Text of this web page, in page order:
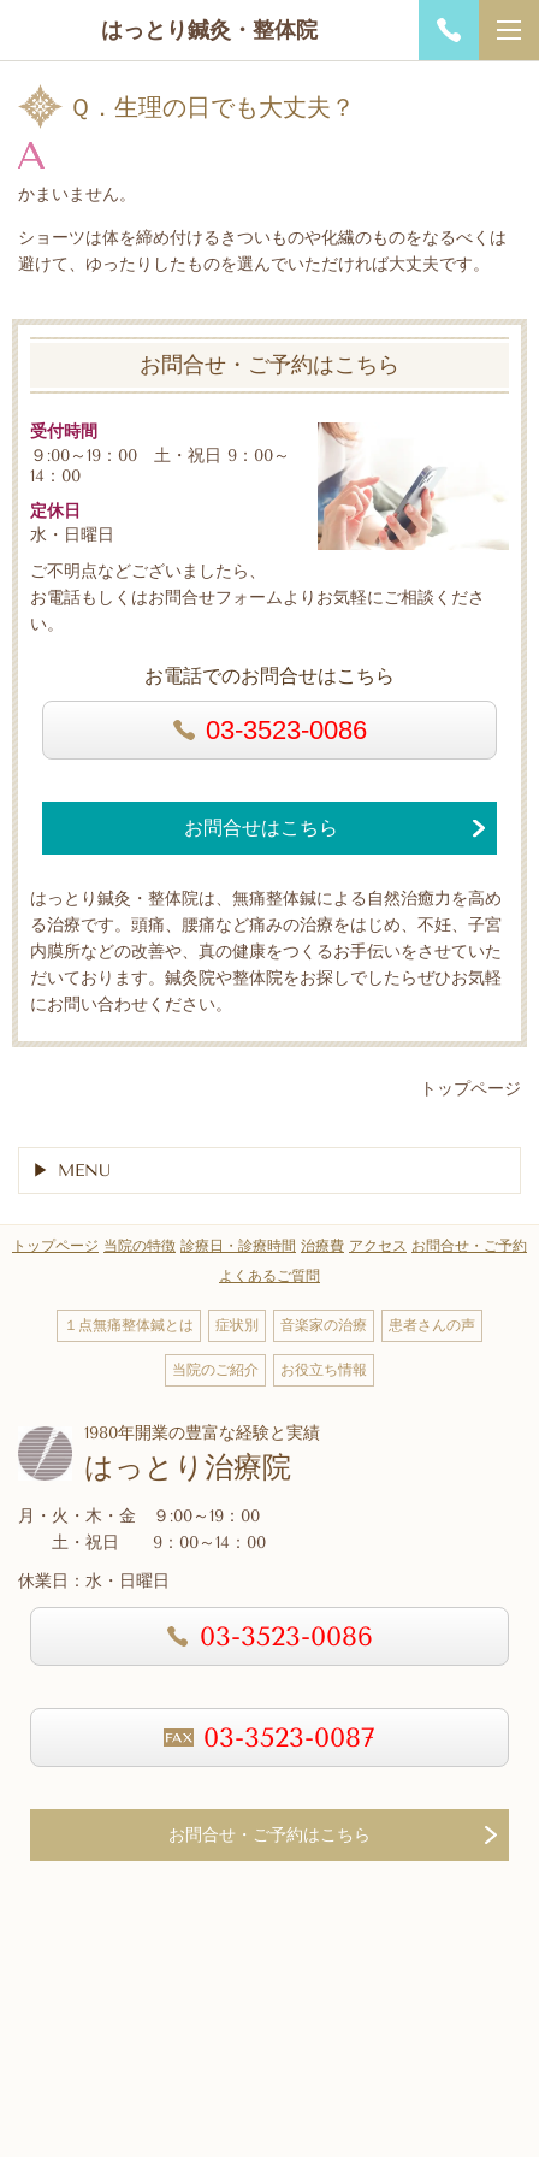
はっとり鍼灸・整体院
Ｑ．生理の日でも大丈夫？
かまいません。
ショーツは体を締め付けるきついものや化繊のものをなるべくは
避けて、ゆったりしたものを選んでいただければ大丈夫です。
お問合せ・ご予約はこちら
受付時間
９:00～19：00 土・祝日 9：00～
14：00
定休日
水・日曜日
ご不明点などございましたら、
お電話もしくはお問合せフォームよりお気軽にご相談くださ
い。
お電話でのお問合せはこちら
03-3523-0086
お問合せはこちら
はっとり鍼灸・整体院は、無痛整体鍼による自然治癒力を高め
る治療です。頭痛、腰痛など痛みの治療をはじめ、不妊、子宮
内膜所などの改善や、真の健康をつくるお手伝いをさせていた
だいております。鍼灸院や整体院をお探しでしたらぜひお気軽
にお問い合わせください。
トップページ
MENU
トップページ 当院の特徴 診療日・診療時間 治療費 アクセス お問合せ・ご予約
よくあるご質問
１点無痛整体鍼とは 症状別 音楽家の治療 患者さんの声
当院のご紹介 お役立ち情報
1980年開業の豊富な経験と実績
はっとり治療院
月・火・木・金 ９:00～19：00
土・祝日 9：00～14：00
休業日：水・日曜日
03-3523-0086
03-3523-0087
お問合せ・ご予約はこちら